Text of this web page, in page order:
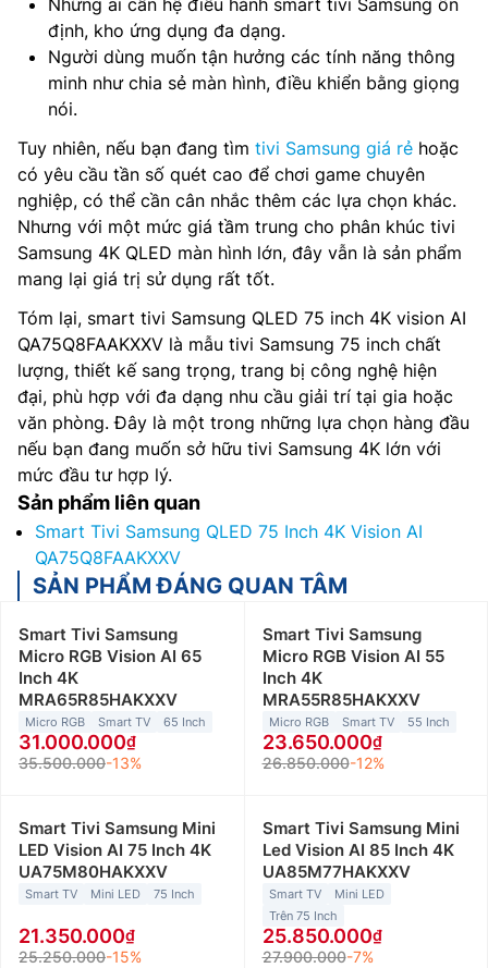
Những ai cần hệ điều hành smart tivi Samsung ổn
định, kho ứng dụng đa dạng.
Người dùng muốn tận hưởng các tính năng thông
minh như chia sẻ màn hình, điều khiển bằng giọng
nói.
Tuy nhiên, nếu bạn đang tìm tivi Samsung giá rẻ hoặc
có yêu cầu tần số quét cao để chơi game chuyên
nghiệp, có thể cần cân nhắc thêm các lựa chọn khác.
Nhưng với một mức giá tầm trung cho phân khúc tivi
Samsung 4K QLED màn hình lớn, đây vẫn là sản phẩm
mang lại giá trị sử dụng rất tốt.
Tóm lại, smart tivi Samsung QLED 75 inch 4K vision AI
QA75Q8FAAKXXV là mẫu tivi Samsung 75 inch chất
lượng, thiết kế sang trọng, trang bị công nghệ hiện
đại, phù hợp với đa dạng nhu cầu giải trí tại gia hoặc
văn phòng. Đây là một trong những lựa chọn hàng đầu
nếu bạn đang muốn sở hữu tivi Samsung 4K lớn với
mức đầu tư hợp lý.
Sản phẩm liên quan
Smart Tivi Samsung QLED 75 Inch 4K Vision AI
QA75Q8FAAKXXV
SẢN PHẨM ĐÁNG QUAN TÂM
Smart Tivi Samsung
Micro RGB Vision AI 65
Inch 4K
MRA65R85HAKXXV
Micro RGB Smart TV 65 Inch
31.000.000
35.500.000-13%
Smart Tivi Samsung
Micro RGB Vision AI 55
Inch 4K
MRA55R85HAKXXV
Micro RGB Smart TV 55 Inch
23.650.000
26.850.000-12%
Smart Tivi Samsung Mini
LED Vision AI 75 Inch 4K
UA75M80HAKXXV
Smart TV Mini LED 75 Inch
21.350.000
25.250.000-15%
Smart Tivi Samsung Mini
Led Vision AI 85 Inch 4K
UA85M77HAKXXV
Smart TV
Mini LED
Trên 75 Inch
25.850.000
27.900.000-7%